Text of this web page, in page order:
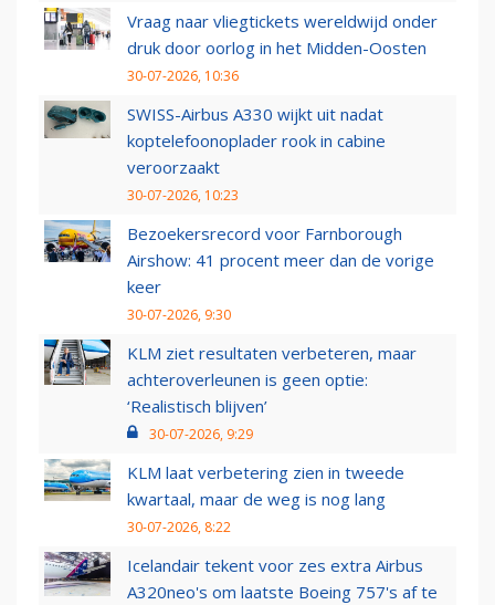
Vraag naar vliegtickets wereldwijd onder
druk door oorlog in het Midden-Oosten
30-07-2026, 10:36
SWISS-Airbus A330 wijkt uit nadat
koptelefoonoplader rook in cabine
veroorzaakt
30-07-2026, 10:23
Bezoekersrecord voor Farnborough
Airshow: 41 procent meer dan de vorige
keer
30-07-2026, 9:30
KLM ziet resultaten verbeteren, maar
achteroverleunen is geen optie:
‘Realistisch blijven’
30-07-2026, 9:29
KLM laat verbetering zien in tweede
kwartaal, maar de weg is nog lang
30-07-2026, 8:22
Icelandair tekent voor zes extra Airbus
A320neo's om laatste Boeing 757's af te